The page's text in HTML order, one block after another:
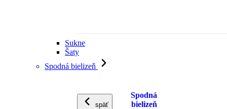
Sukne
Šaty
Spodná bielizeň
späť
Spodná
bielizeň